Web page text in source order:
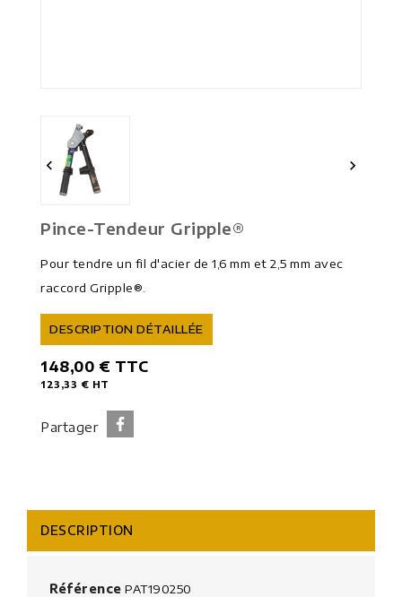
 
Pince-Tendeur Gripple®
Pour tendre un fil d'acier de 1,6 mm et 2,5 mm avec
raccord Gripple®.
DESCRIPTION DÉTAILLÉE
148,00 € TTC
123,33 € HT
Partager
DESCRIPTION
Référence PAT190250